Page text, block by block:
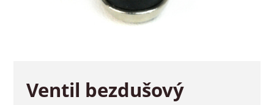
Ventil bezdušový